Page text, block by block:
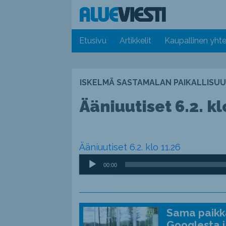
Etusivu Artikkelit Kaupallinen
ISKELMÄ SASTAMALAN
Ääniuutiset 6.2.
Ääniuutiset 6.2. klo 11.26
Äänitoistin
00:00
Sama